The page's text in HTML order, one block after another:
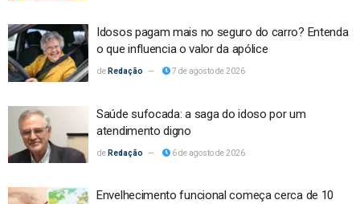
Idosos pagam mais no seguro do carro? Entenda
o que influencia o valor da apólice
Redação 7 de agosto de 2026
Saúde sufocada: a saga do idoso por um
atendimento digno
Redação 6 de agosto de 2026
Envelhecimento funcional começa cerca de 10